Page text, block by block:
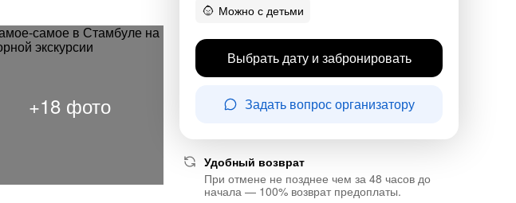
Можно с детьми
Выбрать дату и забронировать
Задать вопрос организатору
Удобный возврат
При отмене не позднее чем за 48 часов до
начала — 100% возврат предоплаты.